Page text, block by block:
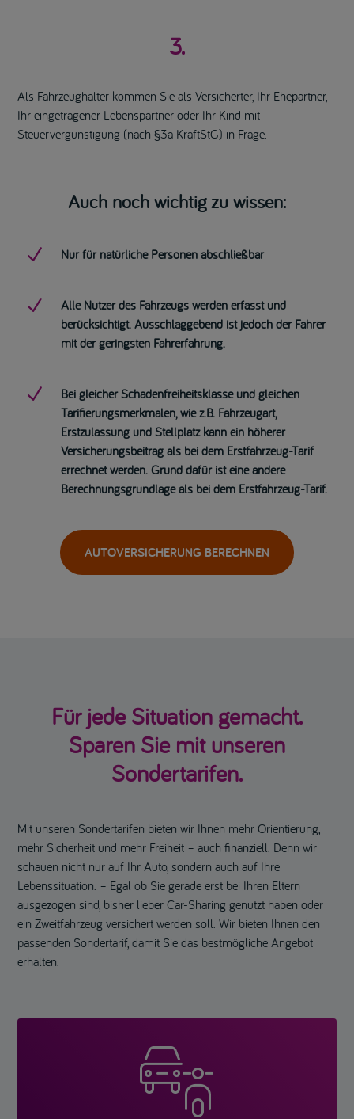
3.
Als Fahrzeughalter kommen Sie als Versicherter, Ihr Ehepartner,
Ihr eingetragener Lebenspartner oder Ihr Kind mit
Steuervergünstigung (nach §3a KraftStG) in Frage.
Auch noch wichtig zu wissen:
N Nur für natürliche Personen abschließbar
N
Alle Nutzer des Fahrzeugs werden erfasst und
berücksichtigt. Ausschlaggebend ist jedoch der Fahrer
mit der geringsten Fahrerfahrung.
N
Bei gleicher Schadenfreiheitsklasse und gleichen
Tarifierungsmerkmalen, wie z.B. Fahrzeugart,
Erstzulassung und Stellplatz kann ein höherer
Versicherungsbeitrag als bei dem Erstfahrzeug-Tarif
errechnet werden. Grund dafür ist eine andere
Berechnungsgrundlage als bei dem Erstfahrzeug-Tarif.
AUTOVERSICHERUNG BERECHNEN
Für jede Situation gemacht.
Sparen Sie mit unseren
Sondertarifen.
Mit unseren Sondertarifen bieten wir Ihnen mehr Orientierung,
mehr Sicherheit und mehr Freiheit – auch finanziell. Denn wir
schauen nicht nur auf Ihr Auto, sondern auch auf Ihre
Lebenssituation. – Egal ob Sie gerade erst bei Ihren Eltern
ausgezogen sind, bisher lieber Car-Sharing genutzt haben oder
ein Zweitfahrzeug versichert werden soll. Wir bieten Ihnen den
passenden Sondertarif, damit Sie das bestmögliche Angebot
erhalten.
